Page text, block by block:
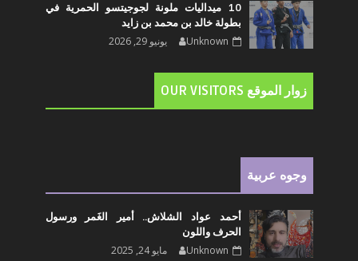
10 ميداليات ملونة لجوجيتسو الحمرية في
بطولة خالد بن محمد بن زايد
Unknown يونيو 29, 2026
زوار الموقع OUR VISITORS
وجوه عربية
أحمد عواد الشلاش.. أمير الغَمر ورسول
الحرف واللون
Unknown مايو 24, 2025